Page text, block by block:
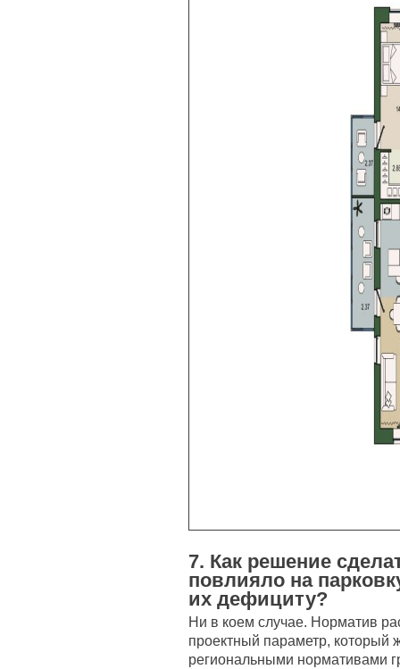
7. Как решение
повлияло на
их дефициту?
Ни в коем случае. Норматив
проектный параметр, который
региональными нормативами